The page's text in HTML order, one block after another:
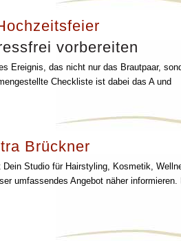
vorbereiten
Ereignis, das nicht nur das Brautpaar,
Checkliste ist dabei das A und
Brückner
Studio für Hairstyling, Kosmetik,
umfassendes Angebot näher